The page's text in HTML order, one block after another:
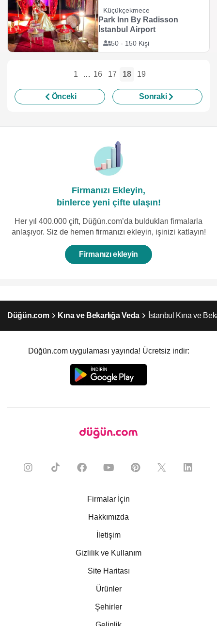
Küçükçekmece
50 - 150 Kişi
Park Inn By Radisson
İstanbul Airport
1 … 16 17 18 19
Önceki Sonraki
Firmanızı Ekleyin,
binlerce yeni çifte ulaşın!
Her yıl 400.000 çift, Düğün.com’da buldukları firmalarla
anlaşıyor. Siz de hemen firmanızı ekleyin, işinizi katlayın!
Firmanızı ekleyin
Düğün.com Kına ve Bekarlığa Veda İstanbul Kına ve
Düğün.com uygulaması yayında! Ücretsiz indir:
Firmalar İçin
Hakkımızda
İletişim
Gizlilik ve Kullanım
Site Haritası
Ürünler
Şehirler